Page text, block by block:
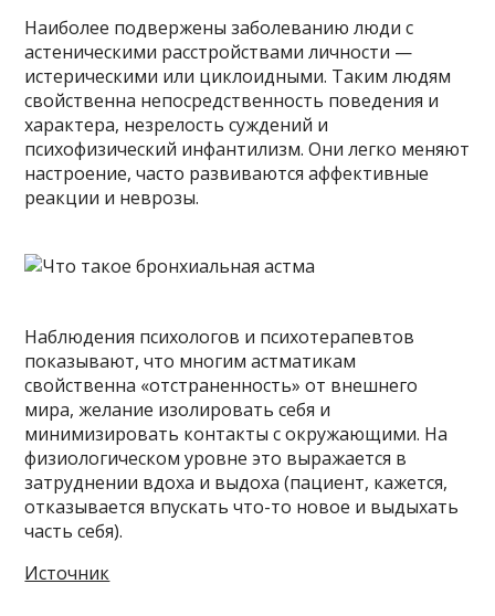
Наиболее подвержены заболеванию люди с
астеническими расстройствами личности —
истерическими или циклоидными. Таким людям
свойственна непосредственность поведения и
характера, незрелость суждений и
психофизический инфантилизм. Они легко меняют
настроение, часто развиваются аффективные
реакции и неврозы.
Наблюдения психологов и психотерапевтов
показывают, что многим астматикам
свойственна «отстраненность» от внешнего
мира, желание изолировать себя и
минимизировать контакты с окружающими. На
физиологическом уровне это выражается в
затруднении вдоха и выдоха (пациент, кажется,
отказывается впускать что-то новое и выдыхать
часть себя).
Источник